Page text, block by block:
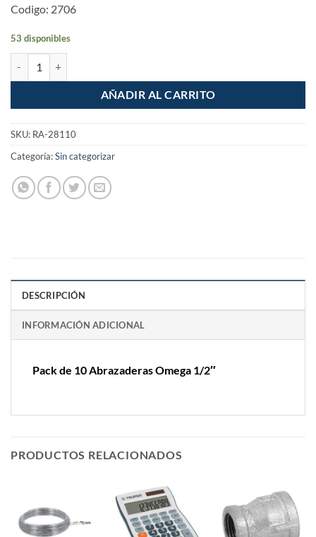
Codigo: 2706
53 disponibles
AÑADIR AL CARRITO
SKU: RA-28110
Categoría:Sin categorizar
DESCRIPCIÓN
INFORMACIÓN ADICIONAL
Pack de 10 Abrazaderas Omega 1/2″
PRODUCTOS RELACIONADOS